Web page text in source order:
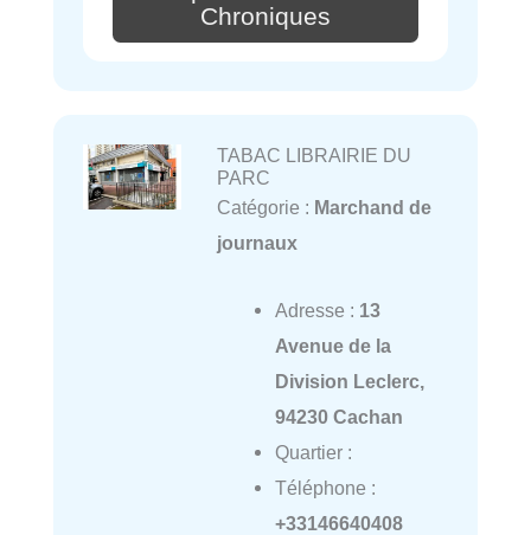
Chroniques
TABAC LIBRAIRIE DU
PARC
Catégorie : Marchand de
journaux
Adresse : 13
Avenue de la
Division Leclerc,
94230 Cachan
Quartier :
Téléphone :
+33146640408